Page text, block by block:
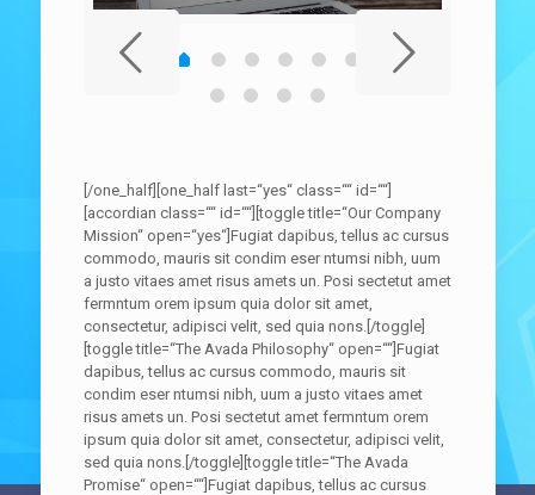
[/one_half][one_half last=“yes“ class=““ id=““]
[accordian class=““ id=““][toggle title=“Our Company
Mission“ open=“yes“]Fugiat dapibus, tellus ac cursus
commodo, mauris sit condim eser ntumsi nibh, uum
a justo vitaes amet risus amets un. Posi sectetut amet
fermntum orem ipsum quia dolor sit amet,
consectetur, adipisci velit, sed quia nons.[/toggle]
[toggle title=“The Avada Philosophy“ open=““]Fugiat
dapibus, tellus ac cursus commodo, mauris sit
condim eser ntumsi nibh, uum a justo vitaes amet
risus amets un. Posi sectetut amet fermntum orem
ipsum quia dolor sit amet, consectetur, adipisci velit,
sed quia nons.[/toggle][toggle title=“The Avada
Promise“ open=““]Fugiat dapibus, tellus ac cursus